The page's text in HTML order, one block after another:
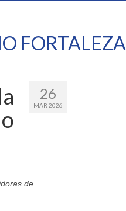
FORTALEZA
26
MAR 2026
de